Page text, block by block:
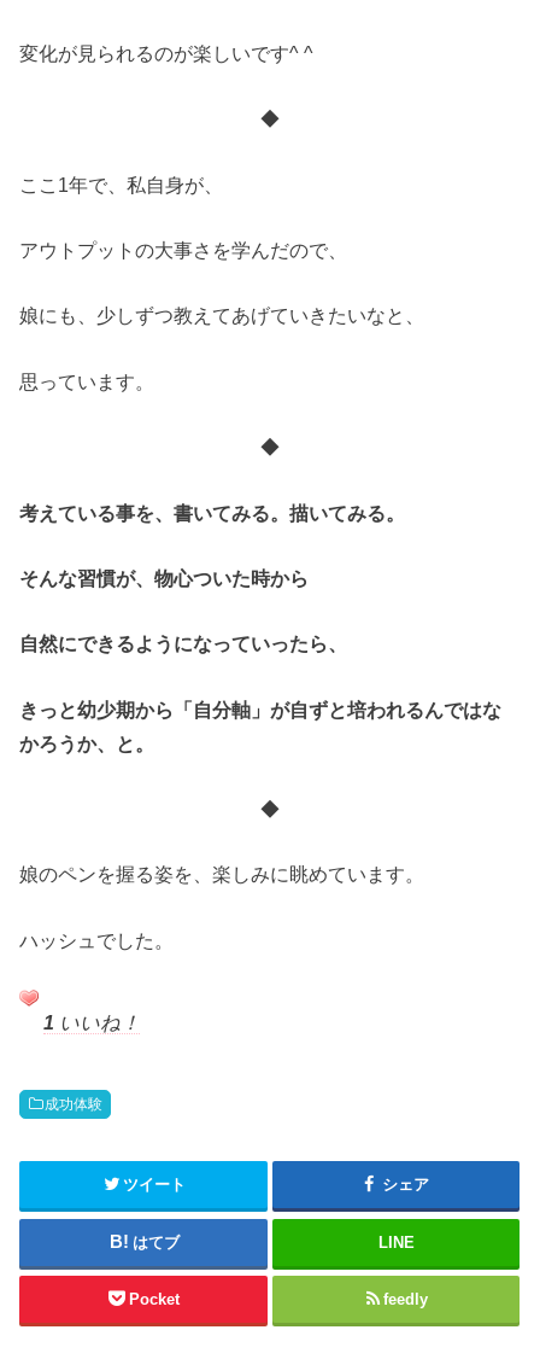
変化が見られるのが楽しいです^ ^
◆
ここ1年で、私自身が、
アウトプットの大事さを学んだので、
娘にも、少しずつ教えてあげていきたいなと、
思っています。
◆
考えている事を、書いてみる。描いてみる。
そんな習慣が、物心ついた時から
自然にできるようになっていったら、
きっと幼少期から「自分軸」が自ずと培われるんではな
かろうか、と。
◆
娘のペンを握る姿を、楽しみに眺めています。
ハッシュでした。
1 いいね！
成功体験
ツイート シェア
はてブ LINE
Pocket feedly